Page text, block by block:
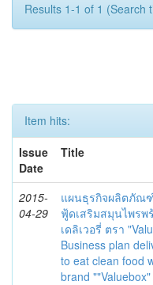
Results 1-1 of 1 (Search
Item hits:
Issue
Date
Title
2015-
04-29
แผนธุรกิจผลิตภัณ
ฟู้ดเสริมสมุนไพรพ
เดลิเวอรี่ ตรา
Business plan
to eat clean food
brand ""Valuebox"